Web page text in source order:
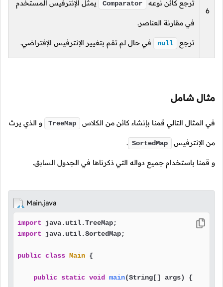
6
ترجع كائن نوعه Comparator يمثل الإنترفيس المستخدم
في مقارنة العناصر.
ترجع null في حال لم تقم بتغيير الإنترفيس الإفتراضي.
مثال شامل
في المثال التالي قمنا بإنشاء كائن من الكلاس TreeMap و الذي يرث
من الإنترفيس SortedMap
.
و قمنا باستخدام جميع دواله التي ذكرناها في الجدول السابق.
Main.java
import
import java.util.SortedMap;
public class Main {
public static void main(String[] args) {